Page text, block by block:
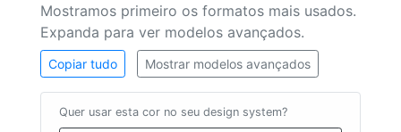
Mostramos primeiro os formatos mais usados.
Expanda para ver modelos avançados.
Copiar tudo Mostrar modelos avançados
Quer usar esta cor no seu design system?